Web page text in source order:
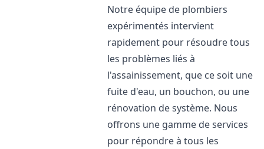
Notre équipe de plombiers
expérimentés intervient
rapidement pour résoudre tous
les problèmes liés à
l'assainissement, que ce soit une
fuite d'eau, un bouchon, ou une
rénovation de système. Nous
offrons une gamme de services
pour répondre à tous les